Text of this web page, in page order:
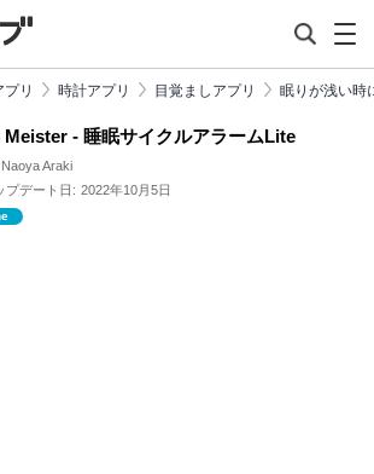
リ 時計アプリ 目覚ましアプリ 眠りが浅い時
Meister - 睡眠サイクルアラームLite
Naoya Araki
プデート日: 2022年10月5日